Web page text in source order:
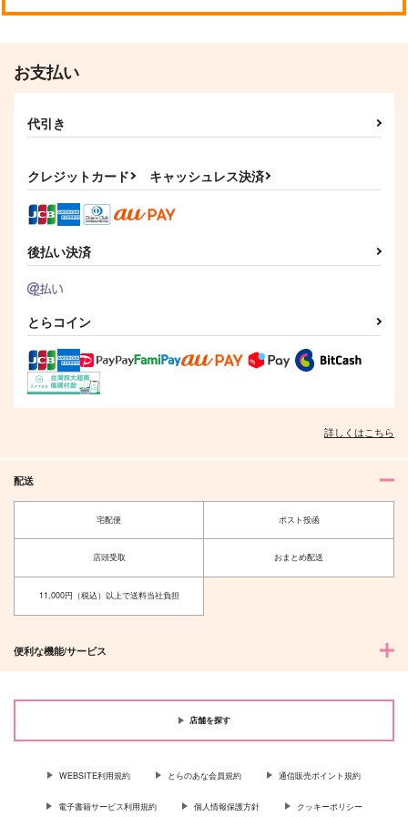
お支払い
代引き
クレジットカード キャッシュレス決済
後払い決済
とらコイン
詳しくはこちら
配送
宅配便 ポスト投函
店頭受取 おまとめ配送
11,000円（税込）以上で送料当社負担
便利な機能/サービス
店舗を探す
WEBSITE利用規約 とらのあな会員規約 通信販売ポイント規約
電子書籍サービス利用規約 個人情報保護方針 クッキーポリシー